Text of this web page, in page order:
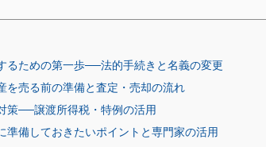
るための第一歩──法的手続きと名義の変更
を売る前の準備と査定・売却の流れ
策──譲渡所得税・特例の活用
準備しておきたいポイントと専門家の活用